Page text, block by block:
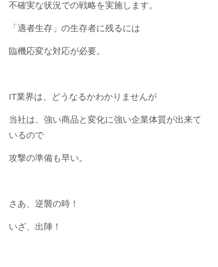
不確実な状況での戦略を実施します。
「適者生存」の生存者に残るには
臨機応変な対応が必要。
IT業界は、どうなるかわかりませんが
当社は、強い商品と変化に強い企業体質が出来て
いるので
攻撃の準備も早い。
さあ、逆襲の時！
いざ、出陣！